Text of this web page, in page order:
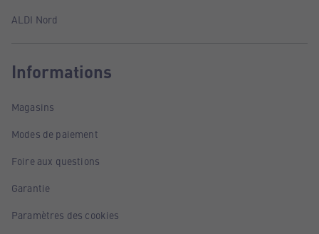
ALDI Nord
Informations
Magasins
Modes de paiement
Foire aux questions
Garantie
Paramètres des cookies